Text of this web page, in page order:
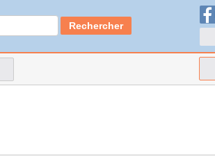
Rechercher